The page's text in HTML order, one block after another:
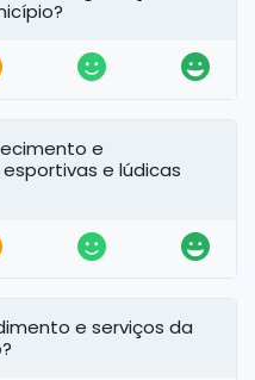
e
e lúdicas
e serviços da